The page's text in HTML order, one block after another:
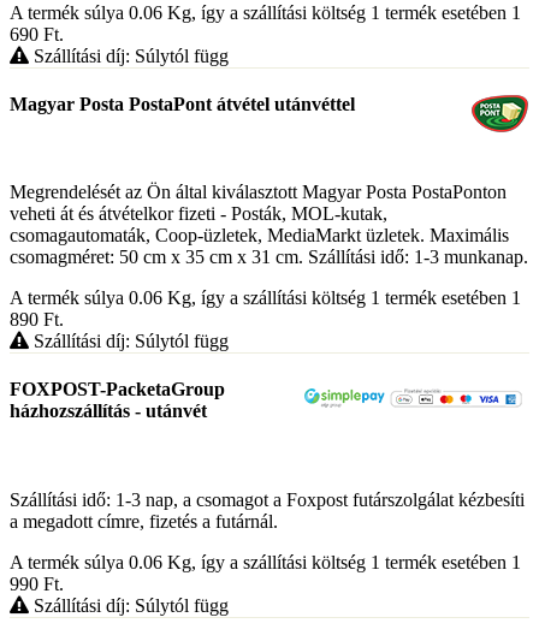
A termék súlya 0.06 Kg, így a szállítási költség 1 termék esetében 1
690 Ft.
Szállítási díj: Súlytól függ
Magyar Posta PostaPont átvétel utánvéttel
Megrendelését az Ön által kiválasztott Magyar Posta PostaPonton
veheti át és átvételkor fizeti - Posták, MOL-kutak,
csomagautomaták, Coop-üzletek, MediaMarkt üzletek. Maximális
csomagméret: 50 cm x 35 cm x 31 cm. Szállítási idő: 1-3 munkanap.
A termék súlya 0.06 Kg, így a szállítási költség 1 termék esetében 1
890 Ft.
Szállítási díj: Súlytól függ
FOXPOST-PacketaGroup
házhozszállítás - utánvét
Szállítási idő: 1-3 nap, a csomagot a Foxpost futárszolgálat kézbesíti
a megadott címre, fizetés a futárnál.
A termék súlya 0.06 Kg, így a szállítási költség 1 termék esetében 1
990 Ft.
Szállítási díj: Súlytól függ